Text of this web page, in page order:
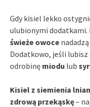
Gdy kisiel lekko
ulubionymi dodatkami.
świeże owoce
Dodatkowo, jeśli lubisz
odrobinę miodu lub
Kisiel z siemienia
zdrową przekąskę–